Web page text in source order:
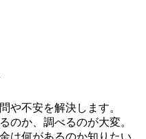
や不安を解決します。
のか、調べるのが大変。
は何があるのか知りたい。